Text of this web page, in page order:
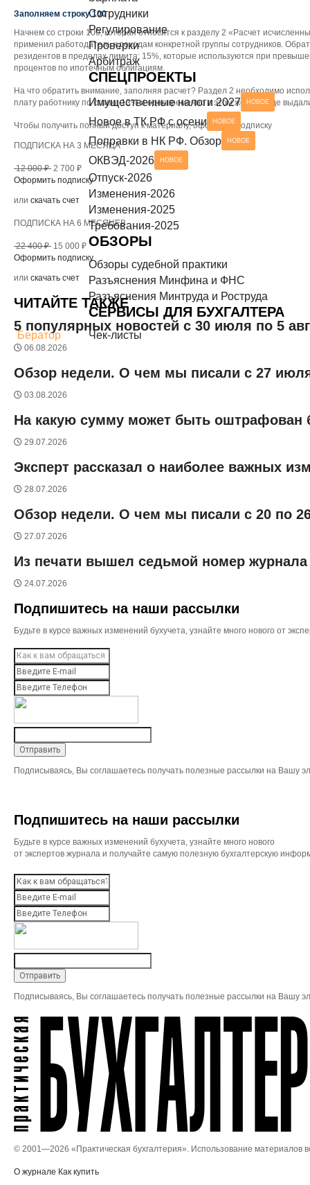
Разъяснения Минтруда и Роструда
СЕРВИСЫ ДЛЯ БУХГАЛТЕРА
Чек-листы
Бератор
Сотрудники
Регулирование
Проверки
Арбитраж
СПЕЦПРОЕКТЫ
Имущественные налоги 2027 НОВОЕ
Новое в ТК РФ с осени НОВОЕ
Поправки в НК РФ. Обзор НОВОЕ
ОКВЭД-2026 НОВОЕ
Отпуск-2026
Изменения-2026
Изменения-2025
Требования-2025
ОБЗОРЫ
Обзоры судебной практики
Разъяснения Минфина и ФНС
Разъяснения Минтруда и Роструда
СЕРВИСЫ ДЛЯ БУХГАЛТЕРА
Чек-листы
Заполняем строку 100
Начнем со строки 100, которая относится к разделу 2 «Расчет
применил работодатель к доходам конкретной группы сотрудников.
резидентов в пределах лимита; 15%, которые используются при
процентов по ипотечным облигациям.
На что обратить внимание, заполняя расчет? Раздел 2 необходимо
плату работнику по ставке 13% и одновременно в этом же периоде
Чтобы получить полный доступ к материалу, оформите подписку
ПОДПИСКА НА 3 МЕСЯЦА
12 000 ₽ 2 700 ₽
Оформить подписку
или скачать счет
ПОДПИСКА НА 6 МЕСЯЦЕВ
22 400 ₽ 15 000 ₽
Оформить подписку
или скачать счет
ЧИТАЙТЕ ТАКЖЕ
5 популярных новостей с 30 июля по 5
06.08.2026
Обзор недели. О чем мы писали с 27 июля
03.08.2026
На какую сумму может быть оштрафован
29.07.2026
Эксперт рассказал о наиболее важных
28.07.2026
Обзор недели. О чем мы писали с 20 по
27.07.2026
Из печати вышел седьмой номер журнала
24.07.2026
Подпишитесь на наши рассылки
Будьте в курсе важных изменений бухучета, узнайте много нового от
Подписываясь, Вы соглашаетесь получать полезные рассылки на Вашу
Подпишитесь на наши рассылки
Будьте в курсе важных изменений бухучета, узнайте много нового
от экспертов журнала и получайте самую полезную бухгалтерскую
Подписываясь, Вы соглашаетесь получать полезные рассылки на Вашу
© 2001—2026 «Практическая бухгалтерия». Использование
О журнале Как купить